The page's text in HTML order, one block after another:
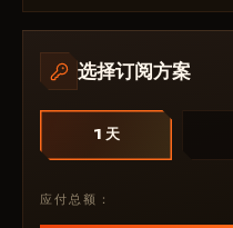
选择订阅方案
1 天
应付总额：